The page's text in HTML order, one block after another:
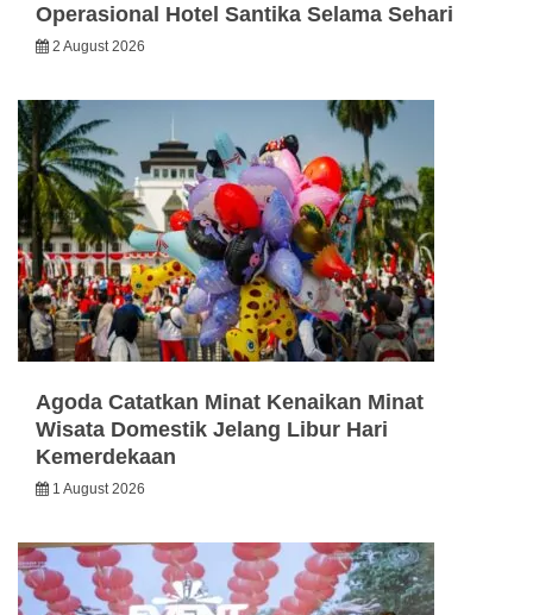
Operasional Hotel Santika Selama Sehari
2 August 2026
Agoda Catatkan Minat Kenaikan Minat
Wisata Domestik Jelang Libur Hari
Kemerdekaan
1 August 2026